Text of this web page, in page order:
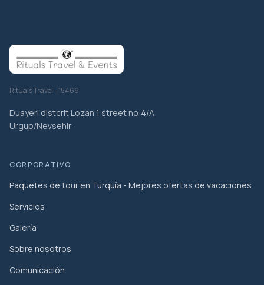
Rituals Travel - 15469
Duayeri distcrit Lozan 1 street no:4/A
Urgup/Nevsehir
CORPORATIVO
Paquetes de tour en Turquía - Mejores ofertas de vacaciones
Servicios
Galería
Sobre nosotros
Comunicación